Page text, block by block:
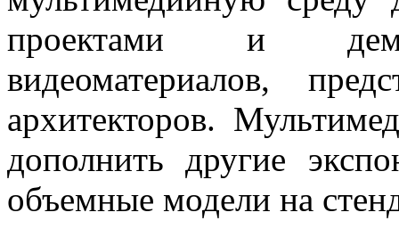
проектами и
видеоматериалов,
архитекторов.
дополнить другие
объемные модели на